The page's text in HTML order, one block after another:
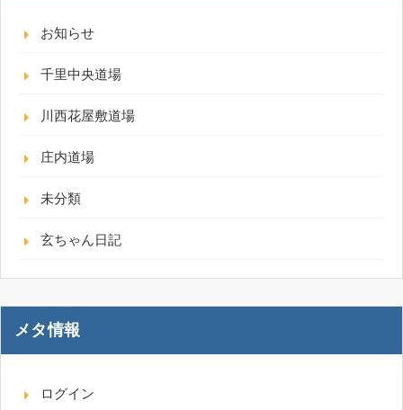
お知らせ
千里中央道場
川西花屋敷道場
庄内道場
未分類
玄ちゃん日記
メタ情報
ログイン